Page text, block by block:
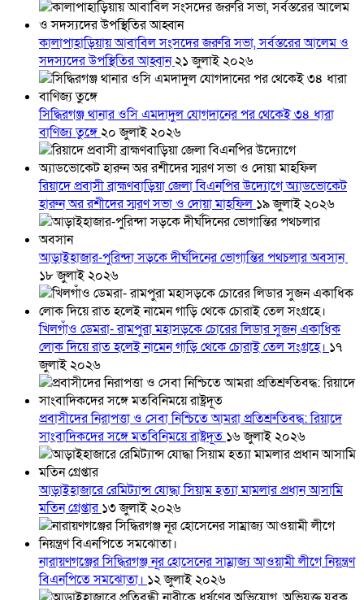
কালাপাহাড়িয়ায় আবাবিল সংসদের জরুরি সভা, সর্বস্তরের আলেম ও
সদস্যদের উপস্থিতির আহ্বান২১ জুলাই ২০২৬
সিদ্ধিরগঞ্জ থানার ওসি এমদাদুল যোগদানের পর থেকেই ৩৪ ধারা
বাণিজ্য তুঙ্গে২০ জুলাই ২০২৬
রিয়াদে প্রবাসী ব্রাহ্মণবাড়িয়া জেলা বিএনপির উদ্যোগে অ্যাডভোকেট
হারুন অর রশীদের স্মরণ সভা ও দোয়া মাহফিল ১৯ জুলাই ২০২৬
আড়াইহাজার-পুরিন্দা সড়কে দীর্ঘদিনের ভোগান্তির পথচলার অবসান
১৮ জুলাই ২০২৬
খিলগাঁও ডেমরা- রামপুরা মহাসড়কে চোরের লিডার সুজন একাধিক
লোক দিয়ে রাত হলেই নামেন গাড়ি থেকে চোরাই তেল সংগ্রহে। ১৭
জুলাই ২০২৬
প্রবাসীদের নিরাপত্তা ও সেবা নিশ্চিতে আমরা প্রতিশ্রুতিবদ্ধ: রিয়াদে
সাংবাদিকদের সঙ্গে মতবিনিময়ে রাষ্ট্রদূত ১৬ জুলাই ২০২৬
আড়াইহাজারে রেমিট্যান্স যোদ্ধা সিয়াম হত্যা মামলার প্রধান আসামি
মতিন গ্রেপ্তার১৩ জুলাই ২০২৬
নারায়ণগঞ্জের সিদ্ধিরগঞ্জ নূর হোসেনের সাম্রাজ্য আওয়ামী লীগে নিয়ন্ত্রণ
বিএনপিতে সমঝোতা। ১২ জুলাই ২০২৬